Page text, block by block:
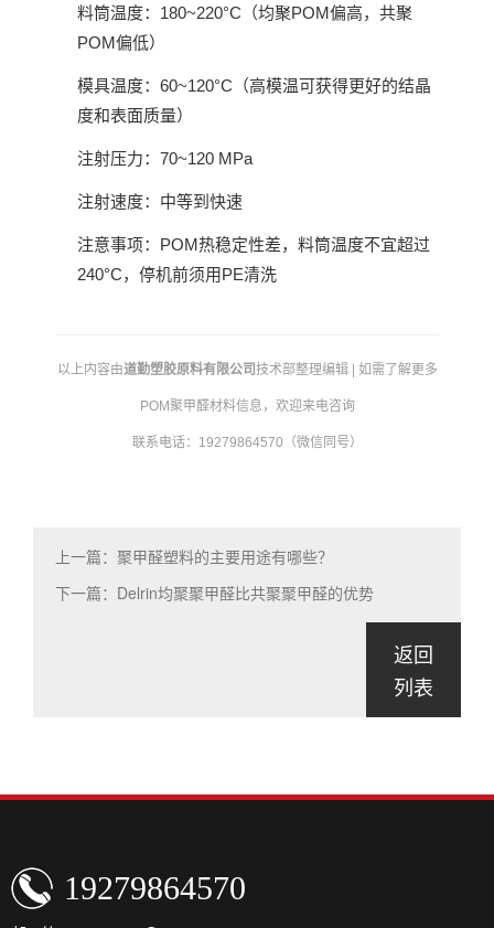
料筒温度：180~220°C（均聚POM偏高，共聚
POM偏低）
模具温度：60~120°C（高模温可获得更好的结晶
度和表面质量）
注射压力：70~120 MPa
注射速度：中等到快速
注意事项：POM热稳定性差，料筒温度不宜超过
240°C，停机前须用PE清洗
以上内容由道勤塑胶原料有限公司技术部整理编辑 | 如需了解更多
POM聚甲醛材料信息，欢迎来电咨询
联系电话：19279864570（微信同号）
上一篇：聚甲醛塑料的主要用途有哪些？
下一篇：Delrin均聚聚甲醛比共聚聚甲醛的优势
返回
列表
19279864570